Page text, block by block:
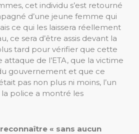
cet individu s’est retourné
d’une jeune femme qui
ce qui les laissera réellement
ce sera d’être assis devant la
tard pour vérifier que cette
de l’ETA, que la victime
gouvernement et que ce
pas non plus ni moins, l’un
police a montré les
reconnaître « sans aucun